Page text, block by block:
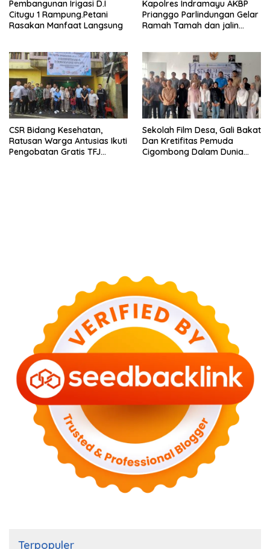
Pembangunan Irigasi D.I
Citugu 1 Rampung.Petani
Rasakan Manfaat Langsung
Kapolres Indramayu AKBP
Prianggo Parlindungan Gelar
Ramah Tamah dan jalin
CSR Bidang Kesehatan,
Ratusan Warga Antusias Ikuti
Pengobatan Gratis TFJ
Sekolah Film Desa, Gali Bakat
Dan Kretifitas Pemuda
Cigombong Dalam Dunia
Terpopuler